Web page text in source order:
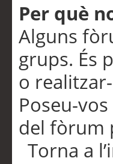
Per què
Alguns
grups. És
o
Poseu-
del fòrum
Torna a